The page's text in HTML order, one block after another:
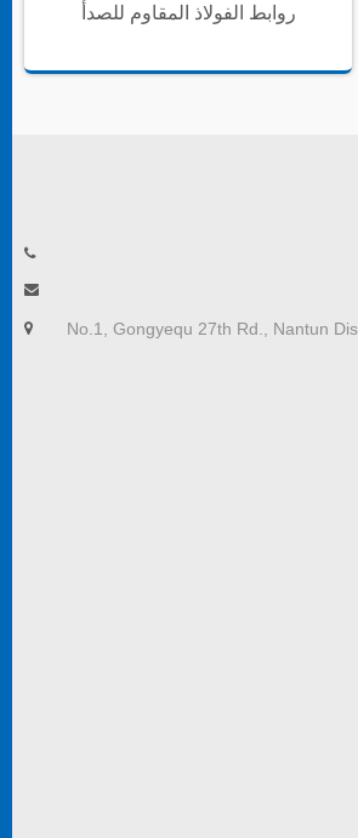
روابط الفولاذ المقاوم للصدأ
No.1, Gongyequ 27th Rd., Nantun